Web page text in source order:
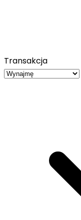
Transakcja